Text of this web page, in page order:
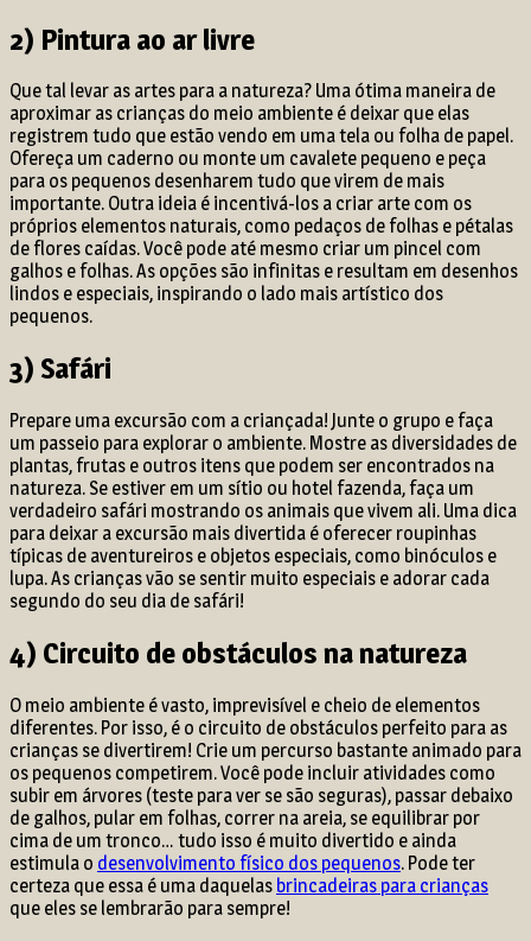
2) Pintura ao ar livre
Que tal levar as artes para a natureza? Uma ótima maneira de
aproximar as crianças do meio ambiente é deixar que elas
registrem tudo que estão vendo em uma tela ou folha de papel.
Ofereça um caderno ou monte um cavalete pequeno e peça
para os pequenos desenharem tudo que virem de mais
importante. Outra ideia é incentivá-los a criar arte com os
próprios elementos naturais, como pedaços de folhas e pétalas
de flores caídas. Você pode até mesmo criar um pincel com
galhos e folhas. As opções são infinitas e resultam em desenhos
lindos e especiais, inspirando o lado mais artístico dos
pequenos.
3) Safári
Prepare uma excursão com a criançada! Junte o grupo e faça
um passeio para explorar o ambiente. Mostre as diversidades de
plantas, frutas e outros itens que podem ser encontrados na
natureza. Se estiver em um sítio ou hotel fazenda, faça um
verdadeiro safári mostrando os animais que vivem ali. Uma dica
para deixar a excursão mais divertida é oferecer roupinhas
típicas de aventureiros e objetos especiais, como binóculos e
lupa. As crianças vão se sentir muito especiais e adorar cada
segundo do seu dia de safári!
4) Circuito de obstáculos na natureza
O meio ambiente é vasto, imprevisível e cheio de elementos
diferentes. Por isso, é o circuito de obstáculos perfeito para as
crianças se divertirem! Crie um percurso bastante animado para
os pequenos competirem. Você pode incluir atividades como
subir em árvores (teste para ver se são seguras), passar debaixo
de galhos, pular em folhas, correr na areia, se equilibrar por
cima de um tronco… tudo isso é muito divertido e ainda
estimula o desenvolvimento físico dos pequenos. Pode ter
certeza que essa é uma daquelas brincadeiras para crianças
que eles se lembrarão para sempre!